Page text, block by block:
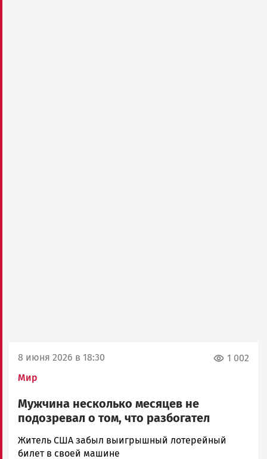
8 июня 2026 в 18:30
Мир
1 002
Мужчина несколько месяцев не
подозревал о том, что разбогател
Юрий
Каулио
Житель США забыл выигрышный лотерейный
билет в своей машине